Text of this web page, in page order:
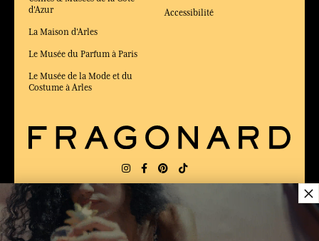
d'Azur
La Maison d'Arles
Le Musée du Parfum à Paris
Le Musée de la Mode et du
Costume à Arles
Accessibilité
LIVRAISON: FR LANGUE:
×